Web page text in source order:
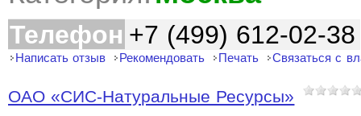
Телефон +7 (499) 612-02-38
Написать отзыв Рекомендовать Печать Связаться с
ОАО «СИС-Натуральные Ресурсы»